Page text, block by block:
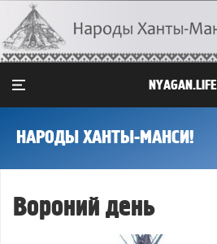
NYAGAN.LIFE
НАРОДЫ ХАНТЫ-МАНСИ!
Вороний день